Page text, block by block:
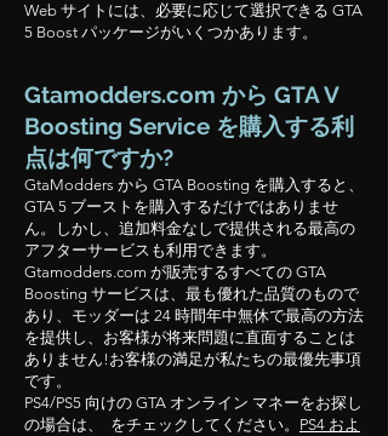
Web サイトには、必要に応じて選択できる GTA
5 Boost パッケージがいくつかあります。
Gtamodders.com から GTA V
Boosting Service を購入する利
点は何ですか?
GtaModders から GTA Boosting を購入すると、
GTA 5 ブーストを購入するだけではありませ
ん。しかし、追加料金なしで提供される最高の
アフターサービスも利用できます。
Gtamodders.com が販売するすべての GTA
Boosting サービスは、最も優れた品質のもので
あり、モッダーは 24 時間年中無休で最高の方法
を提供し、お客様が将来問題に直面することは
ありません!お客様の満足が私たちの最優先事項
です。
PS4/PS5 向けの GTA オンライン マネーをお探し
の場合は、 をチェックしてください。 PS4 およ